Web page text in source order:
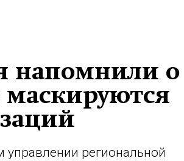
напомнили о
региональной